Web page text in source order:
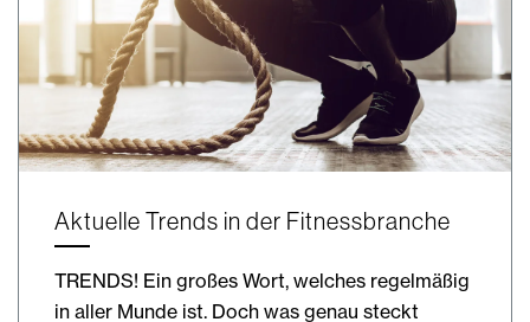
Aktuelle Trends in der Fitnessbranche
TRENDS! Ein großes Wort, welches regelmäßig
in aller Munde ist. Doch was genau steckt